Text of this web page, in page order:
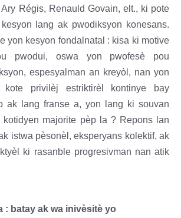
Régis, Renauld Govain, elt., ki pote
lang ak pwodiksyon konesans.
yon kesyon fondalnatal : kisa ki motive
pwodui, oswa yon pwofesè pou
espesyalman an kreyòl, nan yon
kote privilèj estriktirèl kontinye bay
ak lang franse a, yon lang ki souvan
kotidyen majorite pèp la ? Repons lan
istwa pèsonèl, eksperyans kolektif, ak
ki rasanble progresivman nan atik
: batay ak wa inivèsitè yo